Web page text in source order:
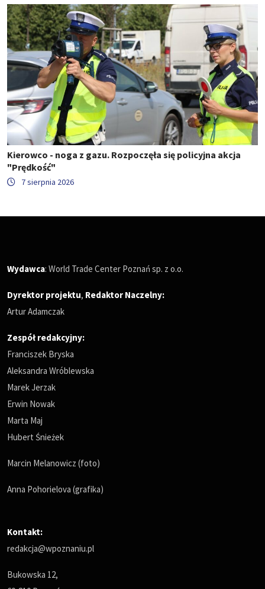
Kierowco - noga z gazu. Rozpoczęła się policyjna akcja
"Prędkość"
7 sierpnia 2026
Wydawca: World Trade Center Poznań sp. z o.o.
Dyrektor projektu, Redaktor Naczelny:
Artur Adamczak
Zespół redakcyjny:
Franciszek Bryska
Aleksandra Wróblewska
Marek Jerzak
Erwin Nowak
Marta Maj
Hubert Śnieżek
Marcin Melanowicz (foto)
Anna Pohorielova (grafika)
Kontakt:
redakcja@wpoznaniu.pl
Bukowska 12,